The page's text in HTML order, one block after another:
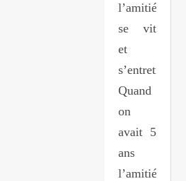
l’amitié,
se vit
et
s’entretien.
Quand
on
avait 5
ans
l’amitié